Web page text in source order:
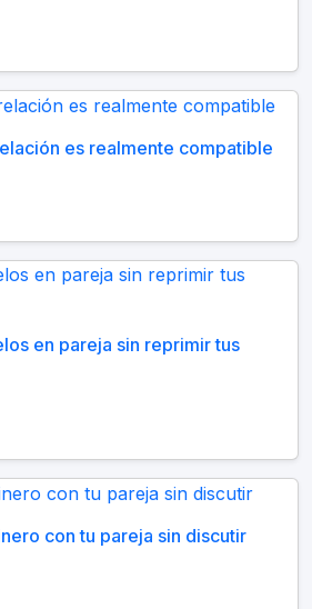
es realmente compatible
en pareja sin reprimir tus
con tu pareja sin discutir